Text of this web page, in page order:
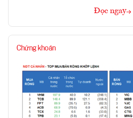
Đọc ngay
Chứng khoán